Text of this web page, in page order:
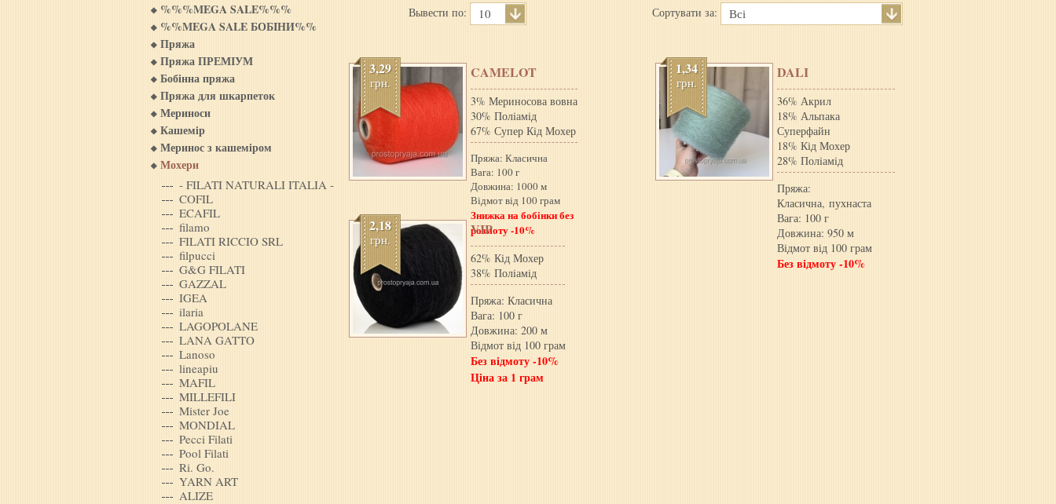
%%%MEGA SALE%%%
%%MEGA SALE БОБIНИ%%
Пряжа
Пряжа ПРЕМІУМ
Бобінна пряжа
Пряжа для шкарпеток
Мериноси
Кашемiр
Меринос з кашемiром
Мохери
- FILATI NATURALI ITALIA -
COFIL
ECAFIL
filamo
FILATI RICCIO SRL
filpucci
G&G FILATI
GAZZAL
IGEA
ilaria
LAGOPOLANE
LANA GATTO
Lanoso
lineapiu
MAFIL
MILLEFILI
Mister Joe
MONDIAL
Pecci Filati
Pool Filati
Ri. Go.
YARN ART
ALIZE
Вывести по: 10 Сортувати за: Всі
3,29
грн.
CAMELOT
3% Мериносова вовна
30% Полiамiд
67% Супер Кiд Мохер
Пряжа: Класична
Вага: 100 г
Довжина: 1000 м
Відмот від 100 грам
Знижка на бобінки без
розмоту -10%
1,34
грн.
DALI
36% Акрил
18% Альпака
Суперфайн
18% Кід Мохер
28% Полiамiд
Пряжа:
Класична, пухнаста
Вага: 100 г
Довжина: 950 м
Відмот від 100 грам
Без відмоту -10%
2,18
грн.
VIP
62% Кід Мохер
38% Полiамiд
Пряжа: Класична
Вага: 100 г
Довжина: 200 м
Відмот від 100 грам
Без відмоту -10%
Ціна за 1 грам